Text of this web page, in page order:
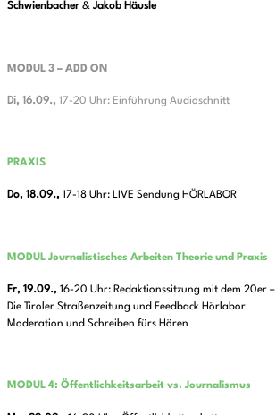
Schwienbacher & Jakob Häusle
MODUL 3 – ADD ON
Di, 16.09., 17-20 Uhr: Einführung Audioschnitt
PRAXIS
Do, 18.09., 17-18 Uhr: LIVE Sendung HÖRLABOR
MODUL Journalistisches Arbeiten Theorie und Praxis
Fr, 19.09., 16-20 Uhr: Redaktionssitzung mit dem 20er –
Die Tiroler Straßenzeitung und Feedback Hörlabor
Moderation und Schreiben fürs Hören
MODUL 4: Öffentlichkeitsarbeit vs. Journalismus